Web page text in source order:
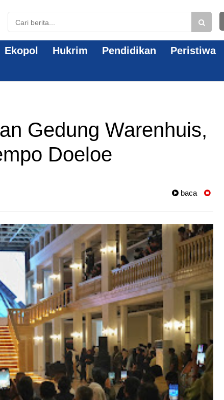
Ekopol Hukrim Pendidikan
Peristiwa
Gedung Warenhuis,
Doeloe
baca